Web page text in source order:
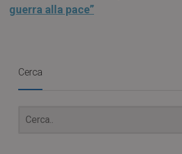
guerra alla pace”
Cerca